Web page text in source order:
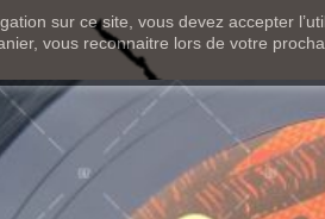
sur ce site, vous devez accepter
vous reconnaitre lors de votre